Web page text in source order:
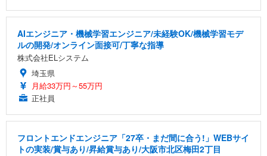
AIエンジニア・機械学習エンジニア/未経験OK/機械学習モデ
ルの開発/オンライン面接可/丁寧な指導
株式会社ELシステム
埼玉県
月給33万円～55万円
正社員
フロントエンドエンジニア「27卒・まだ間に合う!」WEBサイ
トの実装/賞与あり/昇給賞与あり/大阪市北区梅田2丁目